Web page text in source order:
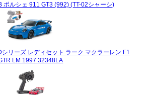
ルシェ 911 GT3 (992) (TT-02シャーシ)
リーズ レディセット ラーク マクラーレン F1
LM 1997 32348LA